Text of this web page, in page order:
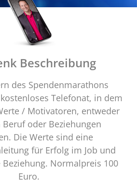
Beschreibung
des Spendenmarathons
Telefonat, in dem
/ Motivatoren, entweder
oder Beziehungen
Die Werte sind eine
für Erfolg im Job und
Normalpreis 100
Euro.